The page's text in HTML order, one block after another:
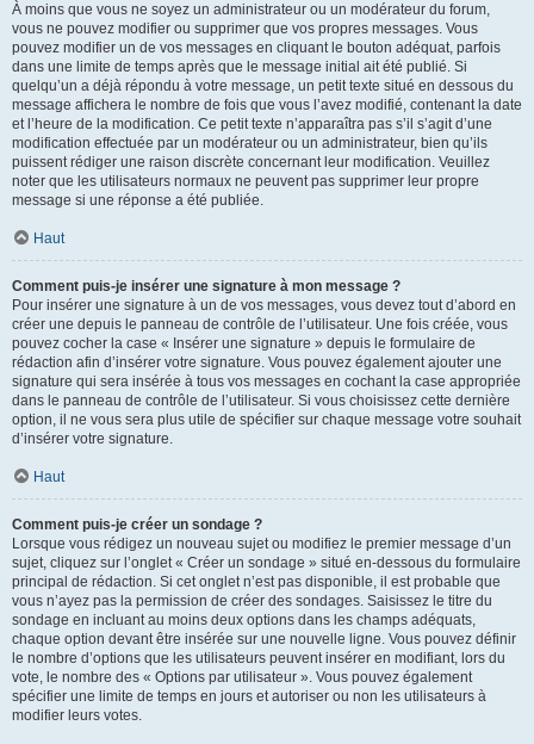
À moins que vous ne soyez un administrateur ou un modérateur du forum,
vous ne pouvez modifier ou supprimer que vos propres messages. Vous
pouvez modifier un de vos messages en cliquant le bouton adéquat, parfois
dans une limite de temps après que le message initial ait été publié. Si
quelqu’un a déjà répondu à votre message, un petit texte situé en dessous du
message affichera le nombre de fois que vous l’avez modifié, contenant la date
et l’heure de la modification. Ce petit texte n’apparaîtra pas s’il s’agit d’une
modification effectuée par un modérateur ou un administrateur, bien qu’ils
puissent rédiger une raison discrète concernant leur modification. Veuillez
noter que les utilisateurs normaux ne peuvent pas supprimer leur propre
message si une réponse a été publiée.
Haut
Comment puis-je insérer une signature à mon message ?
Pour insérer une signature à un de vos messages, vous devez tout d’abord en
créer une depuis le panneau de contrôle de l’utilisateur. Une fois créée, vous
pouvez cocher la case « Insérer une signature » depuis le formulaire de
rédaction afin d’insérer votre signature. Vous pouvez également ajouter une
signature qui sera insérée à tous vos messages en cochant la case appropriée
dans le panneau de contrôle de l’utilisateur. Si vous choisissez cette dernière
option, il ne vous sera plus utile de spécifier sur chaque message votre souhait
d’insérer votre signature.
Haut
Comment puis-je créer un sondage ?
Lorsque vous rédigez un nouveau sujet ou modifiez le premier message d’un
sujet, cliquez sur l’onglet « Créer un sondage » situé en-dessous du formulaire
principal de rédaction. Si cet onglet n’est pas disponible, il est probable que
vous n’ayez pas la permission de créer des sondages. Saisissez le titre du
sondage en incluant au moins deux options dans les champs adéquats,
chaque option devant être insérée sur une nouvelle ligne. Vous pouvez définir
le nombre d’options que les utilisateurs peuvent insérer en modifiant, lors du
vote, le nombre des « Options par utilisateur ». Vous pouvez également
spécifier une limite de temps en jours et autoriser ou non les utilisateurs à
modifier leurs votes.